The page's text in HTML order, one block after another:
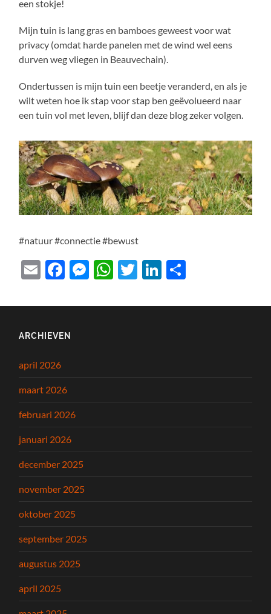
een stokje!
Mijn tuin is lang gras en bamboes geweest voor wat
privacy (omdat harde panelen met de wind wel eens
durven weg vliegen in Beauvechain).
Ondertussen is mijn tuin een beetje veranderd, en als je
wilt weten hoe ik stap voor stap ben geëvolueerd naar
een tuin vol met leven, blijf dan deze blog zeker volgen.
#natuur #connectie #bewust
EmailFacebook
Messenger
WhatsApp
TwitterLinkedIn
ARCHIEVEN
april 2026
maart 2026
februari 2026
januari 2026
december 2025
november 2025
oktober 2025
september 2025
augustus 2025
april 2025